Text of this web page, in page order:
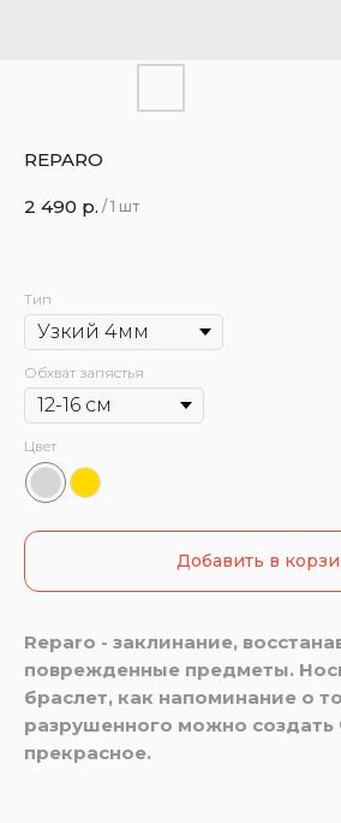
REPARO
2 490 р. / 1 шт
Тип
Обхват запястья
Цвет
Добавить в
Reparo - заклинание,
поврежденные предметы.
браслет, как напоминание о
разрушенного можно создать
прекрасное.